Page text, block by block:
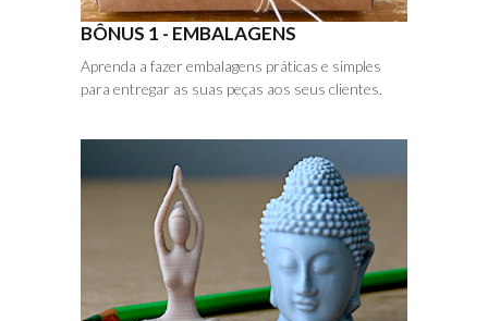
BÔNUS 1 - EMBALAGENS
Aprenda a fazer embalagens práticas e simples
para entregar as suas peças aos seus clientes.